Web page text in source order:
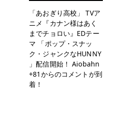
「あおぎり高校」 TVア
ニメ『カナン様はあく
までチョロい』EDテー
マ 「ポップ・スナッ
ク・ジャンクなHUNNY
」配信開始！ Aiobahn
+81からのコメントが到
着！